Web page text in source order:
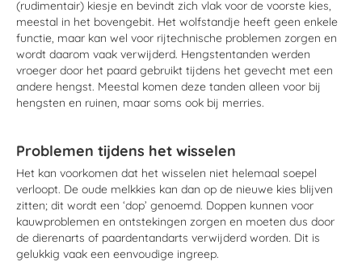
(rudimentair) kiesje en bevindt zich vlak voor de voorste kies,
meestal in het bovengebit. Het wolfstandje heeft geen enkele
functie, maar kan wel voor rijtechnische problemen zorgen en
wordt daarom vaak verwijderd. Hengstentanden werden
vroeger door het paard gebruikt tijdens het gevecht met een
andere hengst. Meestal komen deze tanden alleen voor bij
hengsten en ruinen, maar soms ook bij merries.
Problemen tijdens het wisselen
Het kan voorkomen dat het wisselen niet helemaal soepel
verloopt. De oude melkkies kan dan op de nieuwe kies blijven
zitten; dit wordt een ‘dop’ genoemd. Doppen kunnen voor
kauwproblemen en ontstekingen zorgen en moeten dus door
de dierenarts of paardentandarts verwijderd worden. Dit is
gelukkig vaak een eenvoudige ingreep.